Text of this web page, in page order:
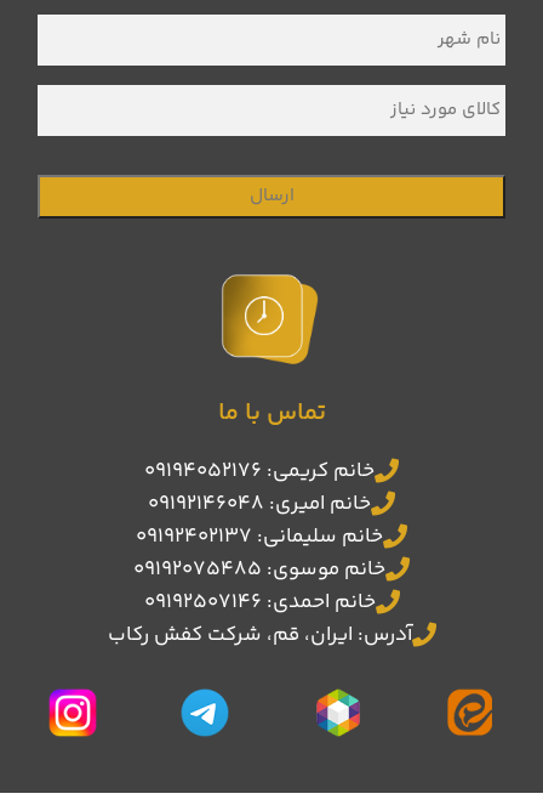
نام
شهر *
کالای
مورد
نیاز
تماس با ما
خانم کریمی: 09194052176
خانم امیری: 09192146048
خانم سلیمانی: 09192402137
خانم موسوی: 09192075485
خانم احمدی: 09192507146
آدرس: ایران، قم، شرکت کفش رکاب